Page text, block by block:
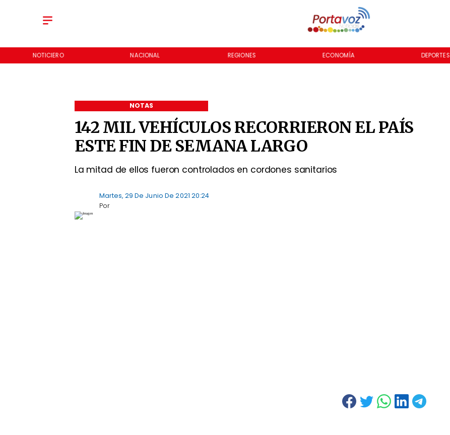
NOTICIERO NACIONAL REGIONES ECONOMÍA DEPORTES
142 MIL VEHÍCULOS RECORRIERON EL PAÍS
ESTE FIN DE SEMANA LARGO
La mitad de ellos fueron controlados en cordones sanitarios
NOTAS
Martes, 29 De Junio De 2021 20:24
Por